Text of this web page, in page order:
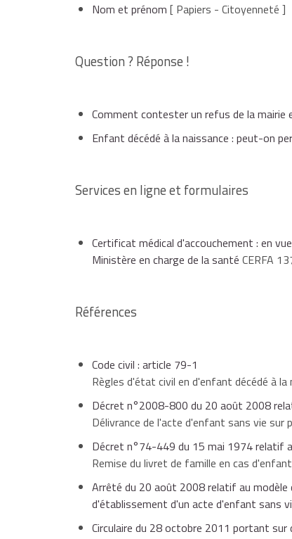
et précisant les jour et heure de sa
Votre enfant est inscrit sur le
Cas général À Paris
Nom et prénom [ Papiers - Citoyenneté ]
Question ? Réponse !
Comment contester un refus de la mairie
Enfant décédé à la naissance : peut-on
Services en ligne et formulaires
Certificat médical d'accouchement : en
Ministère en charge de la santé CERFA
Références
Code civil : article 79-1
Règles d'état civil en d'enfant décédé à la
Décret n°2008-800 du 20 août 2008
Délivrance de l'acte d'enfant sans vie
Décret n°74-449 du 15 mai 1974 relatif
Remise du livret de famille en cas
Arrêté du 20 août 2008 relatif au modèle
d'établissement d'un acte d'enfant sans
Circulaire du 28 octobre 2011 portant